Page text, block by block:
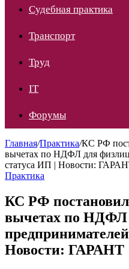
Судебная практика
Транспорт
Труд
IT
Форумы
Главная/Практика/КС РФ
вычетах по НДФЛ для
статуса ИП | Новости:
Практика
КС РФ
вычетах по НДФЛ
Новости: ГАРАНТ